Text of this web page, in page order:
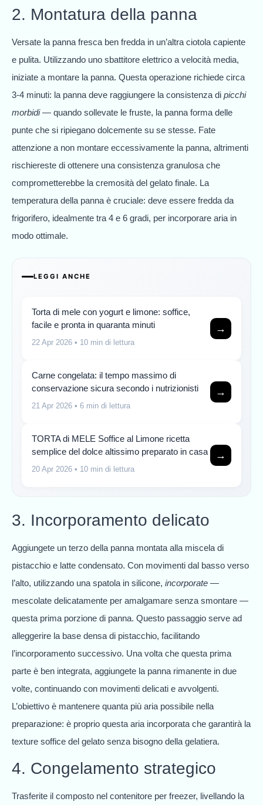
2. Montatura della panna
Versate la panna fresca ben fredda in un’altra ciotola capiente
e pulita. Utilizzando uno sbattitore elettrico a velocità media,
iniziate a montare la panna. Questa operazione richiede circa
3-4 minuti: la panna deve raggiungere la consistenza di picchi
morbidi— quando sollevate le fruste, la panna forma delle
punte che si ripiegano dolcemente su se stesse. Fate
attenzione a non montare eccessivamente la panna, altrimenti
rischiereste di ottenere una consistenza granulosa che
comprometterebbe la cremosità del gelato finale. La
temperatura della panna è cruciale: deve essere fredda da
frigorifero, idealmente tra 4 e 6 gradi, per incorporare aria in
modo ottimale.
LEGGI ANCHE
Torta di mele con yogurt e limone: soffice,
facile e pronta in quaranta minuti
22 Apr 2026 • 10 min di lettura
→
Carne congelata: il tempo massimo di
conservazione sicura secondo i nutrizionisti
21 Apr 2026 • 6 min di lettura
→
TORTA di MELE Soffice al Limone ricetta
semplice del dolce altissimo preparato in casa
20 Apr 2026 • 10 min di lettura
→
3. Incorporamento delicato
Aggiungete un terzo della panna montata alla miscela di
pistacchio e latte condensato. Con movimenti dal basso verso
l’alto, utilizzando una spatola in silicone, incorporate —
mescolate delicatamente per amalgamare senza smontare —
questa prima porzione di panna. Questo passaggio serve ad
alleggerire la base densa di pistacchio, facilitando
l’incorporamento successivo. Una volta che questa prima
parte è ben integrata, aggiungete la panna rimanente in due
volte, continuando con movimenti delicati e avvolgenti.
L’obiettivo è mantenere quanta più aria possibile nella
preparazione: è proprio questa aria incorporata che garantirà la
texture soffice del gelato senza bisogno della gelatiera.
4. Congelamento strategico
Trasferite il composto nel contenitore per freezer, livellando la